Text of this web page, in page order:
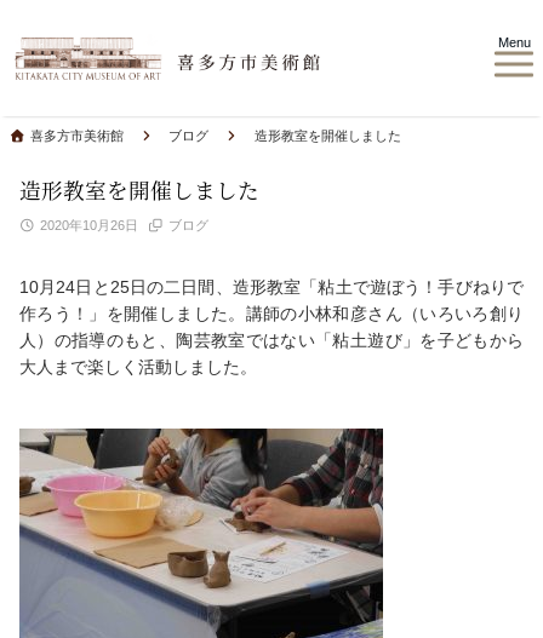
Menu
喜多方市美術館 ブログ 造形教室を開催しました
造形教室を開催しました
2020年10月26日 ブログ
10月24日と25日の二日間、造形教室「粘土で遊ぼう！手びねりで
作ろう！」を開催しました。講師の小林和彦さん（いろいろ創り
人）の指導のもと、陶芸教室ではない「粘土遊び」を子どもから
大人まで楽しく活動しました。